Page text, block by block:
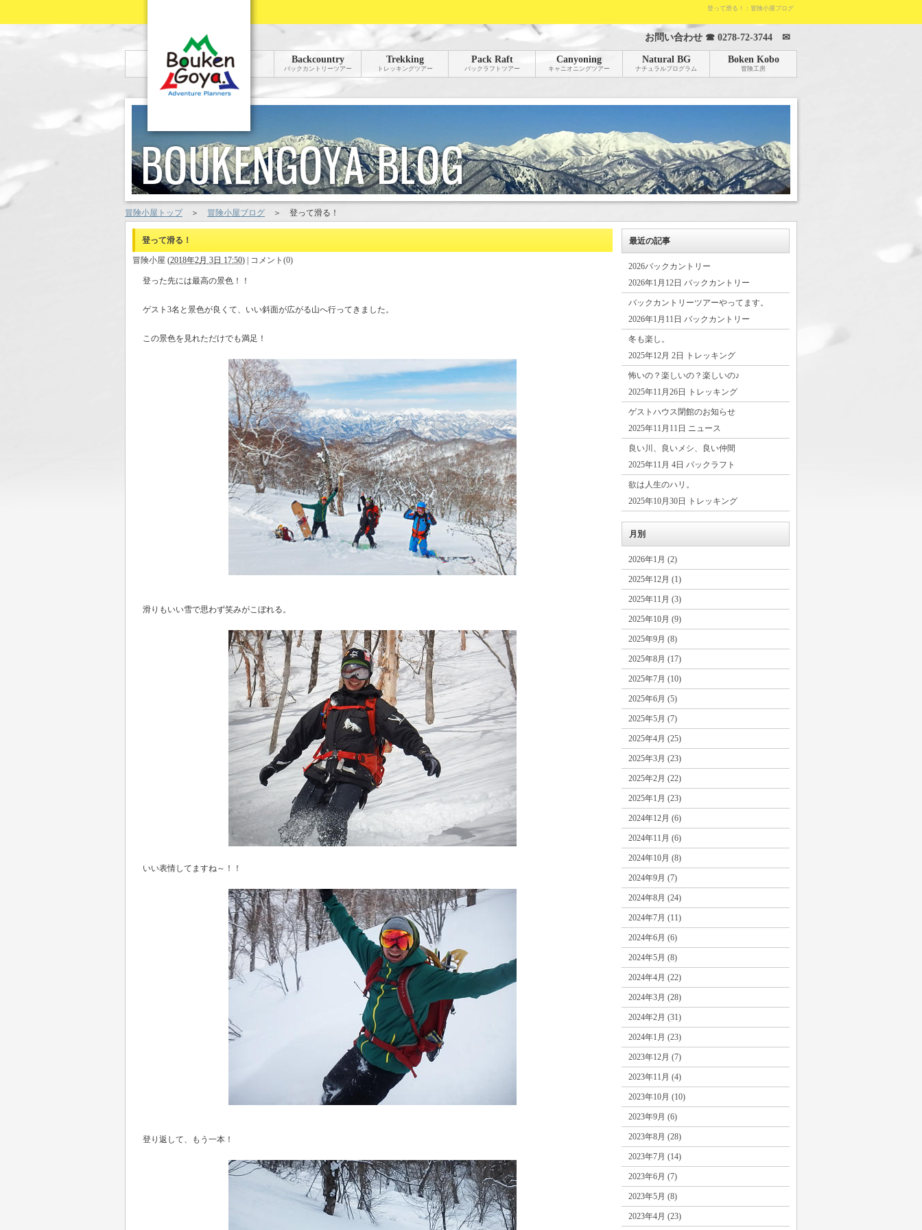
登って滑る！：冒険小屋ブログ
お問い合わせ ☎ 0278-72-3744 ✉
Backcountry
バックカントリーツアー
Trekking
トレッキングツアー
Pack Raft
パックラフトツアー
Canyoning
キャニオニングツアー
Natural BG
ナチュラルプログラム
Boken Kobo
冒険工房
冒険小屋トップ＞ 冒険小屋ブログ ＞ 登って滑る！
登って滑る！
冒険小屋 (2018年2月 3日 17:50) コメント(0)
登った先には最高の景色！！
ゲスト3名と景色が良くて、いい斜面が広がる山へ行ってきました。
この景色を見れただけでも満足！
滑りもいい雪で思わず笑みがこぼれる。
いい表情してますね～！！
登り返して、もう一本！
最近の記事
2026バックカントリー
2026年1月12日 バックカントリー
バックカントリーツアーやってます。
2026年1月11日 バックカントリー
冬も楽し。
2025年12月 2日 トレッキング
怖いの？楽しいの？楽しいの♪
2025年11月26日 トレッキング
ゲストハウス閉館のお知らせ
2025年11月11日 ニュース
良い川、良いメシ、良い仲間
2025年11月 4日 パックラフト
欲は人生のハリ。
2025年10月30日 トレッキング
月別
2026年1月 (2)
2025年12月 (1)
2025年11月 (3)
2025年10月 (9)
2025年9月 (8)
2025年8月 (17)
2025年7月 (10)
2025年6月 (5)
2025年5月 (7)
2025年4月 (25)
2025年3月 (23)
2025年2月 (22)
2025年1月 (23)
2024年12月 (6)
2024年11月 (6)
2024年10月 (8)
2024年9月 (7)
2024年8月 (24)
2024年7月 (11)
2024年6月 (6)
2024年5月 (8)
2024年4月 (22)
2024年3月 (28)
2024年2月 (31)
2024年1月 (23)
2023年12月 (7)
2023年11月 (4)
2023年10月 (10)
2023年9月 (6)
2023年8月 (28)
2023年7月 (14)
2023年6月 (7)
2023年5月 (8)
2023年4月 (23)